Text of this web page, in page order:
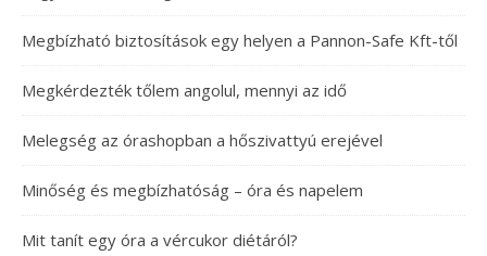
Megbízható biztosítások egy helyen a Pannon-Safe Kft-től
Megkérdezték tőlem angolul, mennyi az idő
Melegség az órashopban a hőszivattyú erejével
Minőség és megbízhatóság – óra és napelem
Mit tanít egy óra a vércukor diétáról?